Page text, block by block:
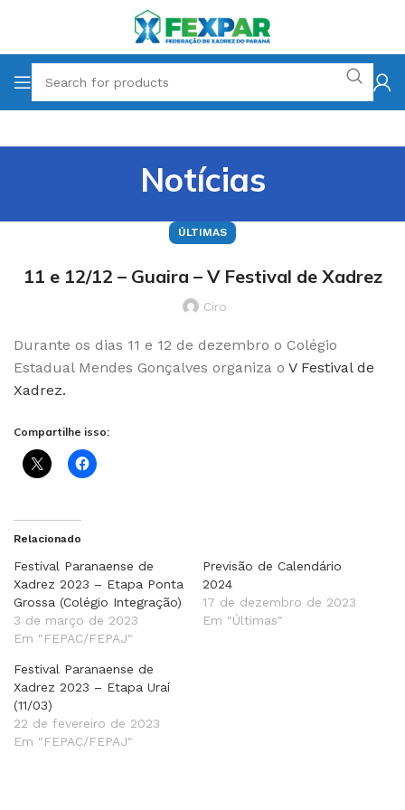
Notícias
ÚLTIMAS
11 e 12/12 – Guaira – V Festival de Xadrez
Ciro
Durante os dias 11 e 12 de dezembro o Colégio
Estadual Mendes Gonçalves organiza o V Festival de
Xadrez.
Compartilhe isso:
Relacionado
Festival Paranaense de
Xadrez 2023 – Etapa Ponta
Grossa (Colégio Integração)
3 de março de 2023
Em "FEPAC/FEPAJ"
Previsão de Calendário
2024
17 de dezembro de 2023
Em "Últimas"
Festival Paranaense de
Xadrez 2023 – Etapa Uraí
(11/03)
22 de fevereiro de 2023
Em "FEPAC/FEPAJ"